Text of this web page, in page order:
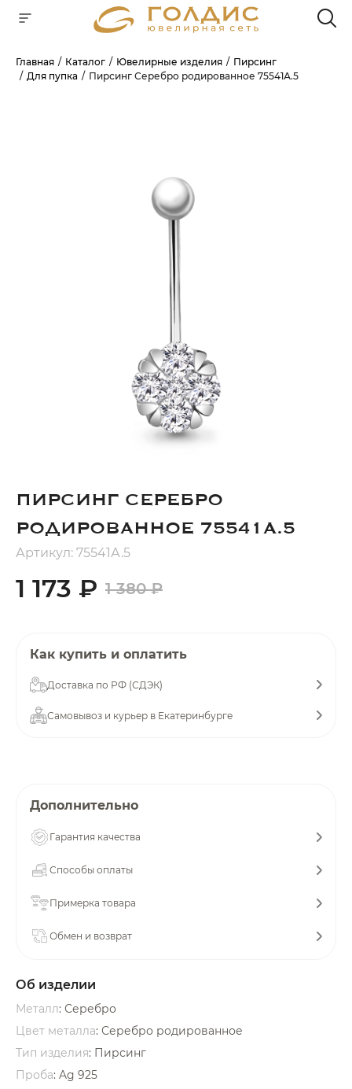
Главная Каталог Ювелирные изделия
Пирсинг
Для пупка
Пирсинг Серебро родированное 75541А.5
ПИРСИНГ СЕРЕБРО
РОДИРОВАННОЕ 75541А.5
Артикул: 75541А.5
1 173 ₽ 1 380 ₽
Как купить и оплатить
Доставка по РФ (СДЭК)
Самовывоз и курьер в Екатеринбурге
Дополнительно
Гарантия качества
Способы оплаты
Примерка товара
Обмен и возврат
Об изделии
Металл: Серебро
Цвет металла: Серебро родированное
Тип изделия: Пирсинг
Проба: Ag 925
Для клиентов всех банков
БЕЗ ПЕРЕПЛАТ
Добавляйте товары
Получайте товар
выбранный способом
Оставшиеся75% будут
об оплате Плайтом
недели
Остались вопросы?